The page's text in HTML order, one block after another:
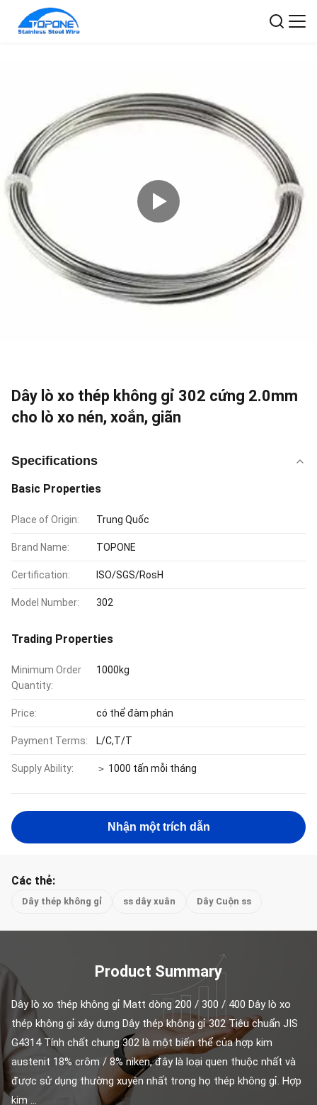
Dây lò xo thép không gỉ 302 cứng 2.0mm
cho lò xo nén, xoắn, giãn
Specifications
Basic Properties
Place of Origin: Trung Quốc
Brand Name: TOPONE
Certification: ISO/SGS/RosH
Model Number: 302
Trading Properties
Minimum Order
Quantity:
1000kg
Price: có thể đàm phán
Payment Terms: L/C,T/T
Supply Ability: ＞ 1000 tấn mỗi tháng
Nhận một trích dẫn
Các thẻ:
Dây thép không gỉ ss dây xuân Dây Cuộn ss
Product Summary
Dây lò xo thép không gỉ Matt dòng 200 / 300 / 400 Dây lò xo
thép không gỉ xây dựng Dây thép không gỉ 302 Tiêu chuẩn JIS
G4314 Tính chất chung 302 là một biến thể của hợp kim
austenit 18% crôm / 8% niken, đây là loại quen thuộc nhất và
được sử dụng thường xuyên nhất trong họ thép không gỉ. Hợp
kim ...